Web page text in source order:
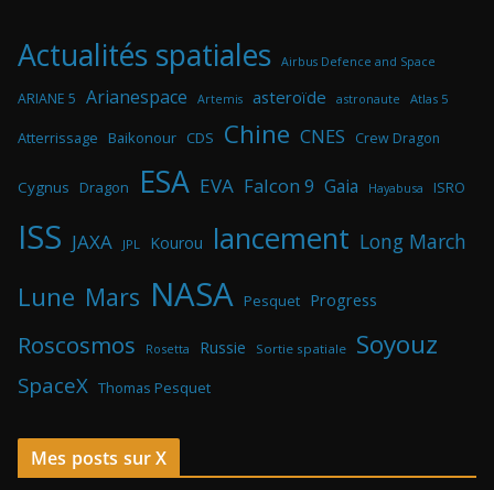
Actualités spatiales Airbus Defence and Space
ARIANE 5 Arianespace Artemis asteroïde astronaute Atlas 5
Atterrissage Baikonour CDS Chine CNES Crew Dragon
Cygnus Dragon ESA EVA Falcon 9 Gaia Hayabusa ISRO
ISS JAXA JPL Kourou lancement Long March
Lune Mars NASA Pesquet Progress
Roscosmos Rosetta Russie Sortie spatiale Soyouz
SpaceX Thomas Pesquet
Mes posts sur X